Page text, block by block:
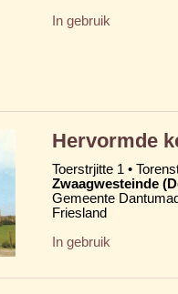
In gebruik
Hervormde
Toerstrjitte 1 •
Zwaagwesteinde
Gemeente
Friesland
In gebruik